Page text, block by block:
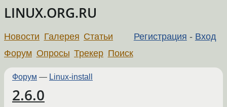
LINUX.ORG.RU
Регистрация - Вход
Новости Галерея Статьи
Форум Опросы Трекер Поиск
Форум — Linux-install
2.6.0